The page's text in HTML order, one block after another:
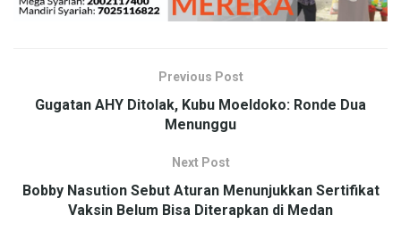
Previous Post
Gugatan AHY Ditolak, Kubu Moeldoko: Ronde Dua
Menunggu
Next Post
Bobby Nasution Sebut Aturan Menunjukkan Sertifikat
Vaksin Belum Bisa Diterapkan di Medan